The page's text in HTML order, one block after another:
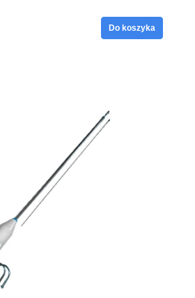
Do koszyka